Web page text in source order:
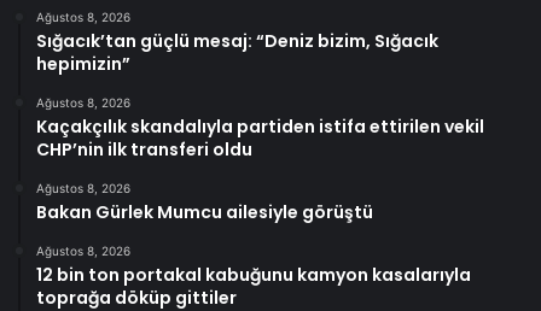
Ağustos 8, 2026
Sığacık’tan güçlü mesaj: “Deniz bizim, Sığacık
hepimizin”
Ağustos 8, 2026
Kaçakçılık skandalıyla partiden istifa ettirilen vekil
CHP’nin ilk transferi oldu
Ağustos 8, 2026
Bakan Gürlek Mumcu ailesiyle görüştü
Ağustos 8, 2026
12 bin ton portakal kabuğunu kamyon kasalarıyla
toprağa döküp gittiler